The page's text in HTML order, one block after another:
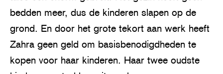
bedden meer, dus de kinderen slapen op de
grond. En door het grote tekort aan werk heeft
Zahra geen geld om basisbenodigdheden te
kopen voor haar kinderen. Haar twee oudste